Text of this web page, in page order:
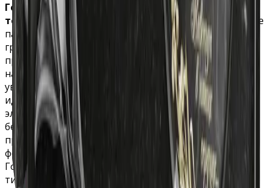
Горизонтальный памятник
форме экрана
телевизора
это изысканное надгробие, воплощение
памяти на кладбище. Изготовленный из прочного
гранита или мрамора, он прекрасно сочетает в себе
прочность и уникальный вид. Его форма,
напоминающая уютное укрытие, создает атмосферу
уважения и тишины. Этот памятник является
идеальным выбором для тех, кто ценит простоту и
элегантность. Закругленный верх символизирует
бесконечность памяти, а прямоугольная форма
предоставляет достаточно места для размещения
фотографии ушедшего.
Горизонтальные памятники из гранита являются
типом надгробий, которыми обозначают, в